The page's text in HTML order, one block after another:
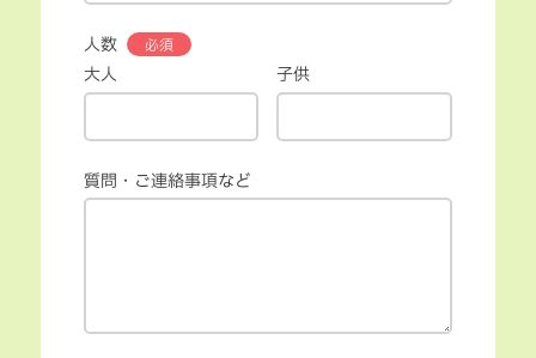
人数
大人
子供
質問・ご連絡事項など